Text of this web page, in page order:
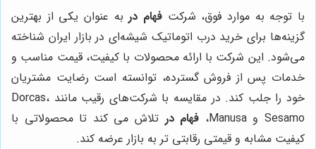
با توجه به موارد فوق، شرکت فهام دربه عنوان یکی از بهترین
گزینه‌ها برای خرید درب اتوماتیک شیشه‌ای در بازار ایران شناخته
می‌شود. این شرکت با ارائه محصولات با کیفیت، قیمت مناسب و
خدمات پس از فروش گسترده، توانسته است رضایت مشتریان
خود را جلب کند. در مقایسه با شرکت‌های رقیب مانند Dorcas،
Sesamo و Manusa،
فهام در تلاش می کند تا محصولاتی با
کیفیت مشابه و قیمتی رقابتی تر به بازار عرضه کند.